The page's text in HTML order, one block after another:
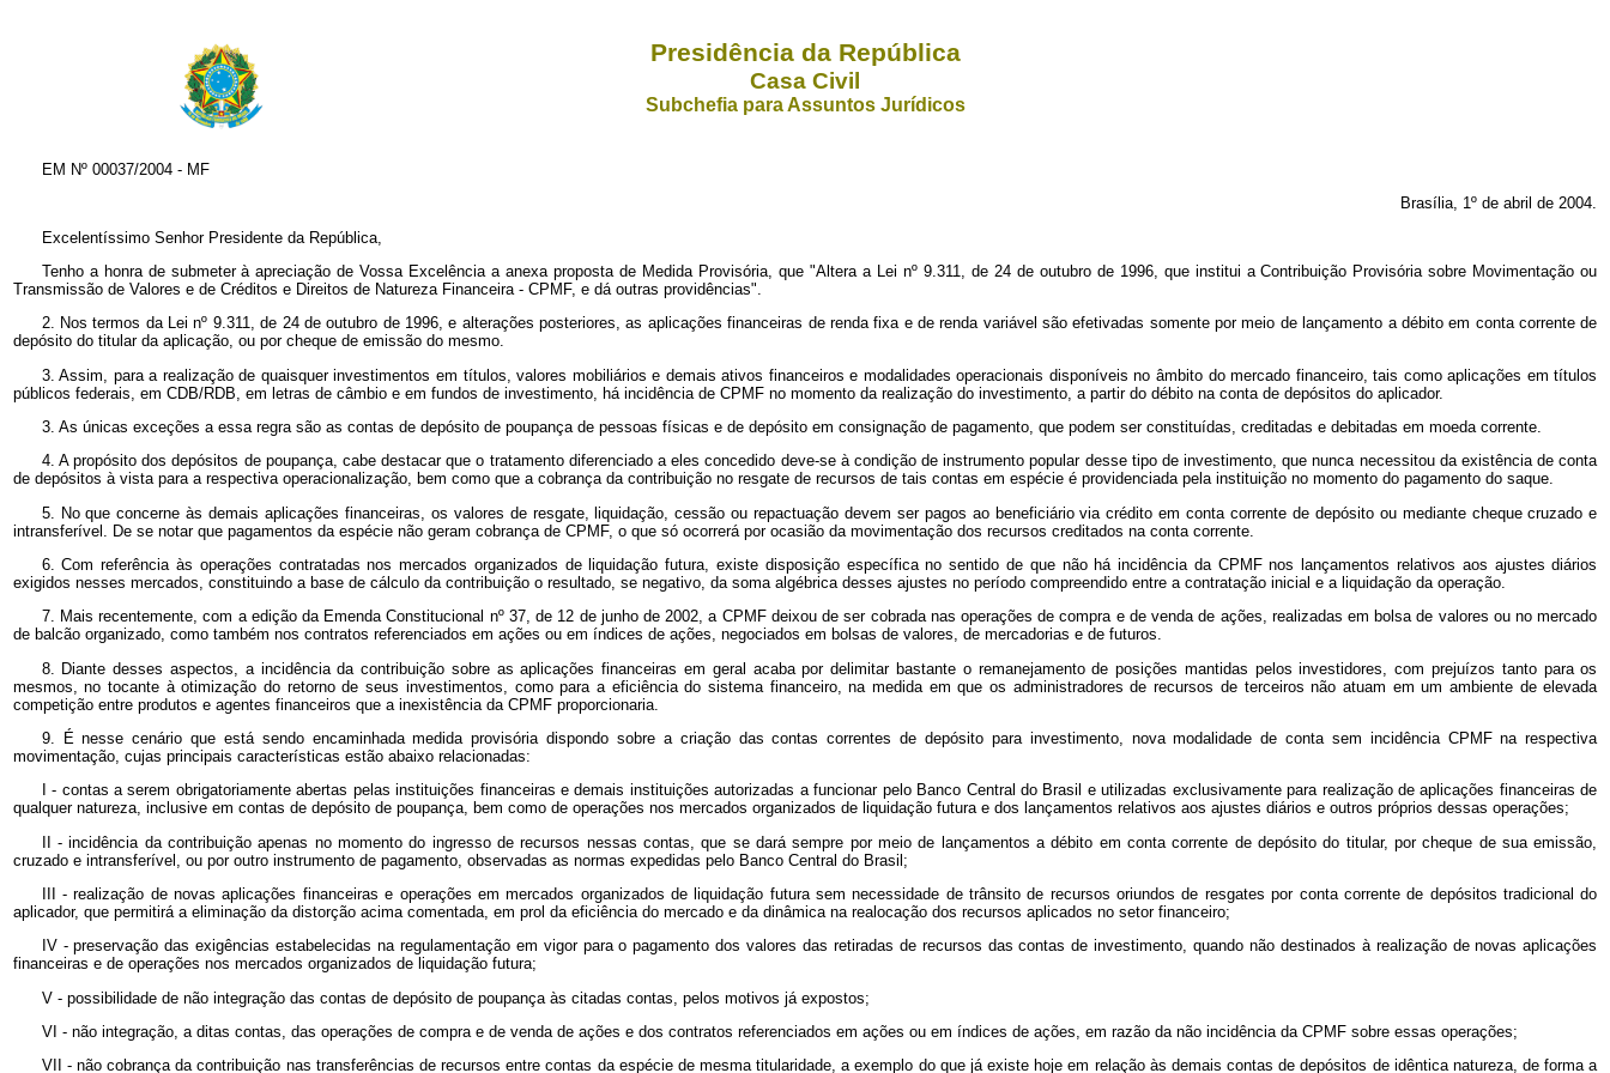
Presidência da República
Casa Civil
Subchefia para Assuntos Jurídicos
EM Nº 00037/2004 - MF
Brasília, 1ºde abril de 2004.
Excelentíssimo Senhor Presidente da República,
Tenho a honra de submeter à apreciação de Vossa Excelência a anexa proposta de Medida Provisória, que "Altera a Lei nº 9.311, de 24 de outubro de 1996, que institui a Contribuição Provisória sobre Movimentação ou
Transmissão de Valores e de Créditos e Direitos de Natureza Financeira - CPMF, e dá outras providências".
2. Nos termos da Lei nº 9.311, de 24 de outubro de 1996, e alterações posteriores, as aplicações financeiras de renda fixa e de renda variável são efetivadas somente por meio de lançamento a débito em conta corrente de
depósito do titular da aplicação, ou por cheque de emissão do mesmo.
3. Assim, para a realização de quaisquer investimentos em títulos, valores mobiliários e demais ativos financeiros e modalidades operacionais disponíveis no âmbito do mercado financeiro, tais como aplicações em títulos
públicos federais, em CDB/RDB, em letras de câmbio e em fundos de investimento, há incidência de CPMF no momento da realização do investimento, a partir do débito na conta de depósitos do aplicador.
3. As únicas exceções a essa regra são as contas de depósito de poupança de pessoas físicas e de depósito em consignação de pagamento, que podem ser constituídas, creditadas e debitadas em moeda corrente.
4. A propósito dos depósitos de poupança, cabe destacar que o tratamento diferenciado a eles concedido deve-se à condição de instrumento popular desse tipo de investimento, que nunca necessitou da existência de conta
de depósitos à vista para a respectiva operacionalização, bem como que a cobrança da contribuição no resgate de recursos de tais contas em espécie é providenciada pela instituição no momento do pagamento do saque.
5. No que concerne às demais aplicações financeiras, os valores de resgate, liquidação, cessão ou repactuação devem ser pagos ao beneficiário via crédito em conta corrente de depósito ou mediante cheque cruzado e
intransferível. De se notar que pagamentos da espécie não geram cobrança de CPMF, o que só ocorrerá por ocasião da movimentação dos recursos creditados na conta corrente.
6. Com referência às operações contratadas nos mercados organizados de liquidação futura, existe disposição específica no sentido de que não há incidência da CPMF nos lançamentos relativos aos ajustes diários
exigidos nesses mercados, constituindo a base de cálculo da contribuição o resultado, se negativo, da soma algébrica desses ajustes no período compreendido entre a contratação inicial e a liquidação da operação.
7. Mais recentemente, com a edição da Emenda Constitucional nº 37, de 12 de junho de 2002, a CPMF deixou de ser cobrada nas operações de compra e de venda de ações, realizadas em bolsa de valores ou no mercado
de balcão organizado, como também nos contratos referenciados em ações ou em índices de ações, negociados em bolsas de valores, de mercadorias e de futuros.
8. Diante desses aspectos, a incidência da contribuição sobre as aplicações financeiras em geral acaba por delimitar bastante o remanejamento de posições mantidas pelos investidores, com prejuízos tanto para os
mesmos, no tocante à otimização do retorno de seus investimentos, como para a eficiência do sistema financeiro, na medida em que os administradores de recursos de terceiros não atuam em um ambiente de elevada
competição entre produtos e agentes financeiros que a inexistência da CPMF proporcionaria.
9. É nesse cenário que está sendo encaminhada medida provisória dispondo sobre a criação das contas correntes de depósito para investimento, nova modalidade de conta sem incidência CPMF na respectiva
movimentação, cujas principais características estão abaixo relacionadas:
I - contas a serem obrigatoriamente abertas pelas instituições financeiras e demais instituições autorizadas a funcionar pelo Banco Central do Brasil e utilizadas exclusivamente para realização de aplicações financeiras de
qualquer natureza, inclusive em contas de depósito de poupança, bem como de operações nos mercados organizados de liquidação futura e dos lançamentos relativos aos ajustes diários e outros próprios dessas operações;
II - incidência da contribuição apenas no momento do ingresso de recursos nessas contas, que se dará sempre por meio de lançamentos a débito em conta corrente de depósito do titular, por cheque de sua emissão,
cruzado e intransferível, ou por outro instrumento de pagamento, observadas as normas expedidas pelo Banco Central do Brasil;
III - realização de novas aplicações financeiras e operações em mercados organizados de liquidação futura sem necessidade de trânsito de recursos oriundos de resgates por conta corrente de depósitos tradicional do
aplicador, que permitirá a eliminação da distorção acima comentada, em prol da eficiência do mercado e da dinâmica na realocação dos recursos aplicados no setor financeiro;
IV - preservação das exigências estabelecidas na regulamentação em vigor para o pagamento dos valores das retiradas de recursos das contas de investimento, quando não destinados à realização de novas aplicações
financeiras e de operações nos mercados organizados de liquidação futura;
V - possibilidade de não integração das contas de depósito de poupança às citadas contas, pelos motivos já expostos;
VI - não integração, a ditas contas, das operações de compra e de venda de ações e dos contratos referenciados em ações ou em índices de ações, em razão da não incidência da CPMF sobre essas operações;
VII - não cobrança da contribuição nas transferências de recursos entre contas da espécie de mesma titularidade, a exemplo do que já existe hoje em relação às demais contas de depósitos de idêntica natureza, de forma a